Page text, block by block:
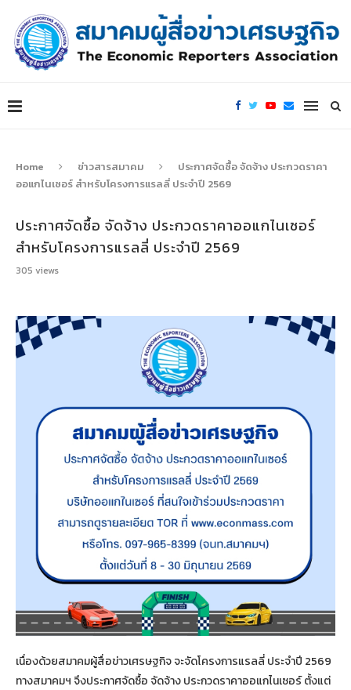
Home ข่าวสารสมาคม
ประกาศจัดซื้อ จัดจ้าง ประกวดราคา
ออแกไนเซอร์ สำหรับโครงการแรลลี่ ประจำปี 2569
ประกาศจัดซื้อ จัดจ้าง ประกวดราคาออแกไนเซอร์
สำหรับโครงการแรลลี่ ประจำปี 2569
305 views
เนื่องด้วยสมาคมผู้สื่อข่าวเศรษฐกิจ จะจัดโครงการแรลลี่ ประจำปี 2569
ทางสมาคมฯ จึงประกาศจัดซื้อ จัดจ้าง ประกวดราคาออแกไนเซอร์ ตั้งแต่